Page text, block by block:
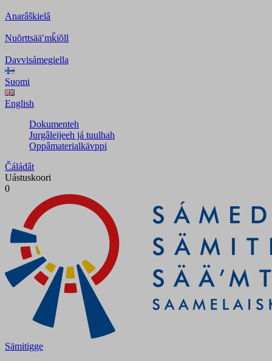
Anarâškielâ
Nuõrttsääʹmǩiõll
Davvisámegiella
Suomi
English
Dokumenteh
Jurgâleijeeh já tuulhah
Oppâmaterialkävppi
Čáládât
Uástuskoori
0
Sämitigge